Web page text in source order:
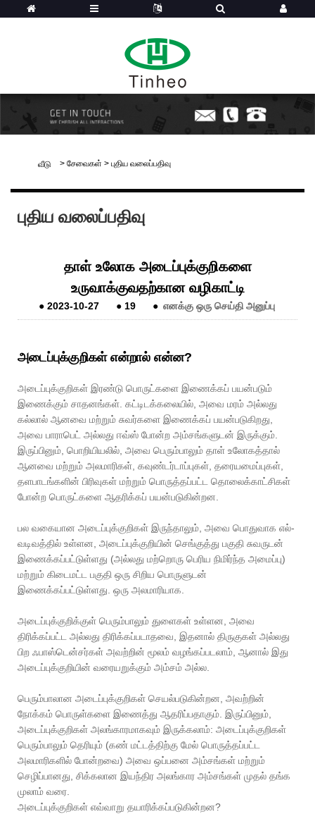
வீடு > சேவைகள் > புதிய வலைப்பதிவு
புதிய வலைப்பதிவு
தாள் உலோக அடைப்புக்குறிகளை
உருவாக்குவதற்கான வழிகாட்டி
● 2023-10-27 ● 19 ● எனக்கு ஒரு செய்தி அனுப்பு
அடைப்புக்குறிகள் என்றால் என்ன?
அடைப்புக்குறிகள் இரண்டு பொருட்களை இணைக்கப் பயன்படும்
இணைக்கும் சாதனங்கள். கட்டிடக்கலையில், அவை மரம் அல்லது
கல்லால் ஆனவை மற்றும் சுவர்களை இணைக்கப் பயன்படுகிறது,
அவை பாராபெட் அல்லது ஈவ்ஸ் போன்ற அம்சங்களுடன் இருக்கும்.
இருப்பினும், பொறியியலில், அவை பெரும்பாலும் தாள் உலோகத்தால்
ஆனவை மற்றும் அலமாரிகள், கவுண்டர்டாப்புகள், தரையமைப்புகள்,
தளபாடங்களின் பிரிவுகள் மற்றும் பொருத்தப்பட்ட தொலைக்காட்சிகள்
போன்ற பொருட்களை ஆதரிக்கப் பயன்படுகின்றன.
பல வகையான அடைப்புக்குறிகள் இருந்தாலும், அவை பொதுவாக எல்-
வடிவத்தில் உள்ளன, அடைப்புக்குறியின் செங்குத்து பகுதி சுவருடன்
இணைக்கப்பட்டுள்ளது (அல்லது மற்றொரு பெரிய நிமிர்ந்த அமைப்பு)
மற்றும் கிடைமட்ட பகுதி ஒரு சிறிய பொருளுடன்
இணைக்கப்பட்டுள்ளது. ஒரு அலமாரியாக.
அடைப்புக்குறிக்குள் பெரும்பாலும் துளைகள் உள்ளன, அவை
திரிக்கப்பட்ட அல்லது திரிக்கப்படாதவை, இதனால் திருகுகள் அல்லது
பிற ஃபாஸ்டென்சர்கள் அவற்றின் மூலம் வழங்கப்படலாம், ஆனால் இது
அடைப்புக்குறியின் வரையறுக்கும் அம்சம் அல்ல.
பெரும்பாலான அடைப்புக்குறிகள் செயல்படுகின்றன, அவற்றின்
நோக்கம் பொருள்களை இணைத்து ஆதரிப்பதாகும். இருப்பினும்,
அடைப்புக்குறிகள் அலங்காரமாகவும் இருக்கலாம்: அடைப்புக்குறிகள்
பெரும்பாலும் தெரியும் (கண் மட்டத்திற்கு மேல் பொருத்தப்பட்ட
அலமாரிகளில் போன்றவை) அவை ஒப்பனை அம்சங்கள் மற்றும்
செழிப்பானது, சிக்கலான இயந்திர அலங்கார அம்சங்கள் முதல் தங்க
முலாம் வரை.
அடைப்புக்குறிகள் எவ்வாறு தயாரிக்கப்படுகின்றன?